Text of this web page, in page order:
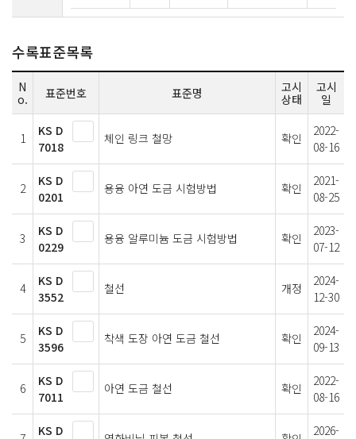
수록표준목록
N
o.
표준번호 표준명
고시
상태
고시
일
1
KS D
7018
체인 링크 철망 확인
2022-
08-16
2
KS D
0201
용융 아연 도금 시험방법 확인
2021-
08-25
3
KS D
0229
용융 알루미늄 도금 시험방법 확인
2023-
07-12
4
KS D
3552
철선 개정
2024-
12-30
5
KS D
3596
착색 도장 아연 도금 철선 확인
2024-
09-13
6
KS D
7011
아연 도금 철선 확인
2022-
08-16
KS D
2026-